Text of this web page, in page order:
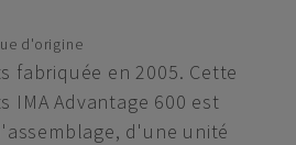
d'origine
fabriquée en 2005. Cette
IMA Advantage 600 est
d'une unité